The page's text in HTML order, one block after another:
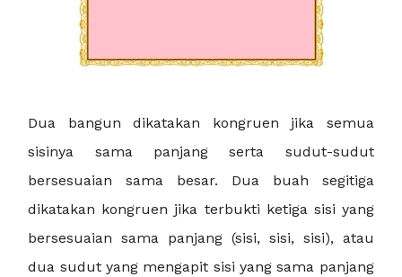
Dua bangun dikatakan kongruen jika semua
sisinya sama panjang serta sudut-sudut
bersesuaian sama besar. Dua buah segitiga
dikatakan kongruen jika terbukti ketiga sisi yang
bersesuaian sama panjang (sisi, sisi, sisi), atau
dua sudut yang mengapit sisi yang sama panjang